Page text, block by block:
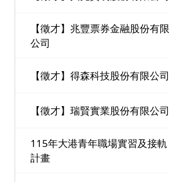
【徵才】兆豐票券金融股份有限
公司
【徵才】得森科技股份有限公司
【徵才】瑞賢實業股份有限公司
115年大港青年職場實習及接軌
計畫